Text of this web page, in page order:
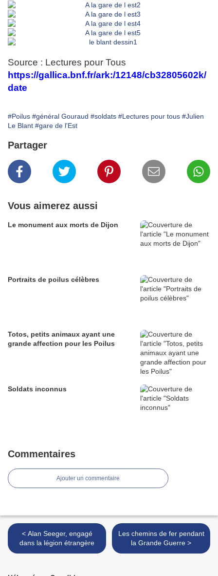
Source : Lectures pour Tous
https://gallica.bnf.fr/ark:/12148/cb32805602k/
date
#Poilus #général Gouraud #soldats #Lectures pour tous #Julien
Le Blant #gare de l'Est
Partager
Vous aimerez aussi
Le monument aux morts de Dijon
Portraits de poilus célèbres
Totos, petits animaux ayant une
grande affection pour les Poilus
Soldats inconnus
Commentaires
Ajouter un commentaire
< Alan Seeger, engagé
dans la légion étrangère
Les chemins de fer pendant
la Grande Guerre >